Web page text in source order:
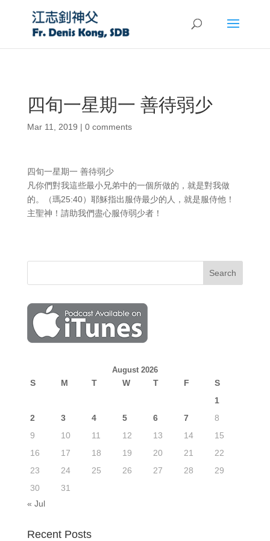
四旬一星期一 善待弱少
Mar 11, 2019 | 0 comments
四旬一星期一 善待弱少
凡你們對我這些最小兄弟中的一個所做的，就是對我做
的。（瑪25:40）耶穌指出服侍最少的人，就是服侍他！
主聖神！請助我們盡心服侍弱少者！
August 2026
S M T W T F
S
1
2
3 4 5 6 7
8
9
10 11 12 13 14
15
16
17 18 19 20 21
22
23
24 25 26 27 28
29
30
31
« Jul
Recent Posts